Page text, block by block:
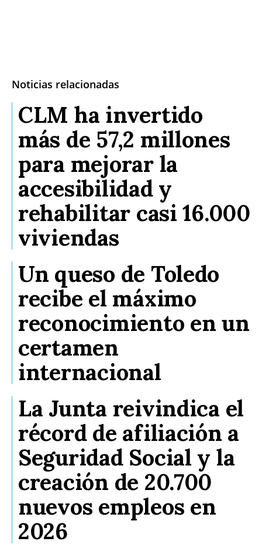
Noticias relacionadas
CLM ha invertido
más de 57,2 millones
para mejorar la
accesibilidad y
rehabilitar casi 16.000
viviendas
Un queso de Toledo
recibe el máximo
reconocimiento en un
certamen
internacional
La Junta reivindica el
récord de afiliación a
Seguridad Social y la
creación de 20.700
nuevos empleos en
2026